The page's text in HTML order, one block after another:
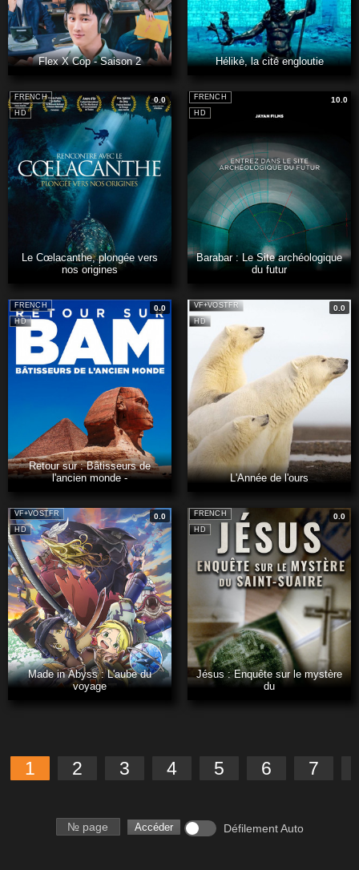
Flex X Cop - Saison 2 Hélikè, la cité engloutie
HD
FRENCH 0.0
Le Cœlacanthe, plongée vers
nos origines
HD
FRENCH 10.0
Barabar : Le Site archéologique
du futur
HD
FRENCH 0.0
Retour sur : Bâtisseurs de
l'ancien monde -
HD
VF+VOSTFR 0.0
L'Année de l'ours
HD
VF+VOSTFR 0.0
Made in Abyss : L'aube du
voyage
HD
FRENCH 0.0
Jésus : Enquête sur le mystère
du
1 2 3 4 5 6 7
Numéro de page Accéder Défilement Auto